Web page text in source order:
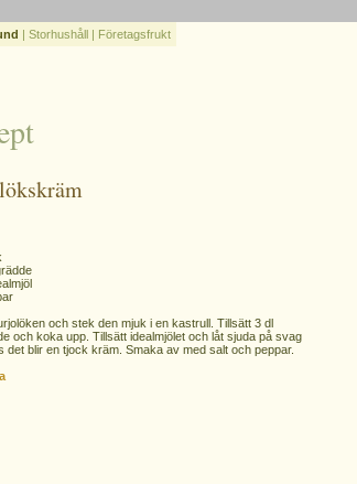
| Storhushåll | Företagsfrukt
och stek den mjuk i en kastrull. Tillsätt 3 dl
och koka upp. Tillsätt idealmjölet och låt sjuda på svag
det blir en tjock kräm. Smaka av med salt och peppar.